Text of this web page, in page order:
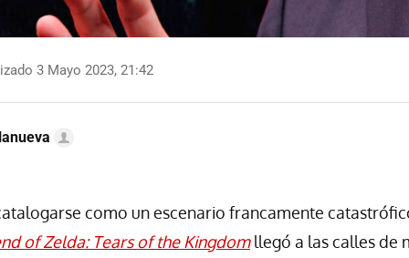
3 Mayo 2023, 21:42
como un escenario francamente
of Zelda: Tears of the Kingdomllegó a las calles de